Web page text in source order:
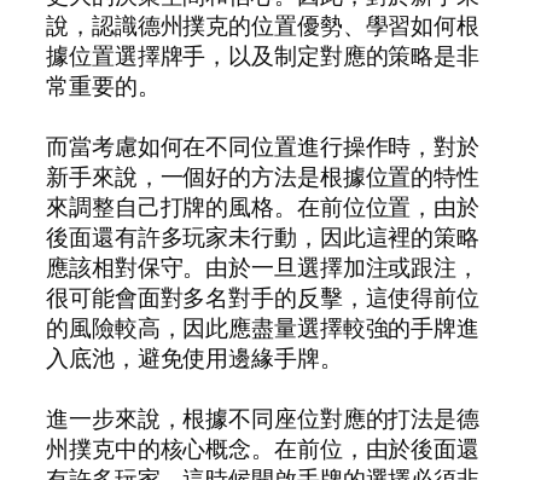
說，認識德州撲克的位置優勢、學習如何根
據位置選擇牌手，以及制定對應的策略是非
常重要的。
而當考慮如何在不同位置進行操作時，對於
新手來說，一個好的方法是根據位置的特性
來調整自己打牌的風格。在前位位置，由於
後面還有許多玩家未行動，因此這裡的策略
應該相對保守。由於一旦選擇加注或跟注，
很可能會面對多名對手的反擊，這使得前位
的風險較高，因此應盡量選擇較強的手牌進
入底池，避免使用邊緣手牌。
進一步來說，根據不同座位對應的打法是德
州撲克中的核心概念。在前位，由於後面還